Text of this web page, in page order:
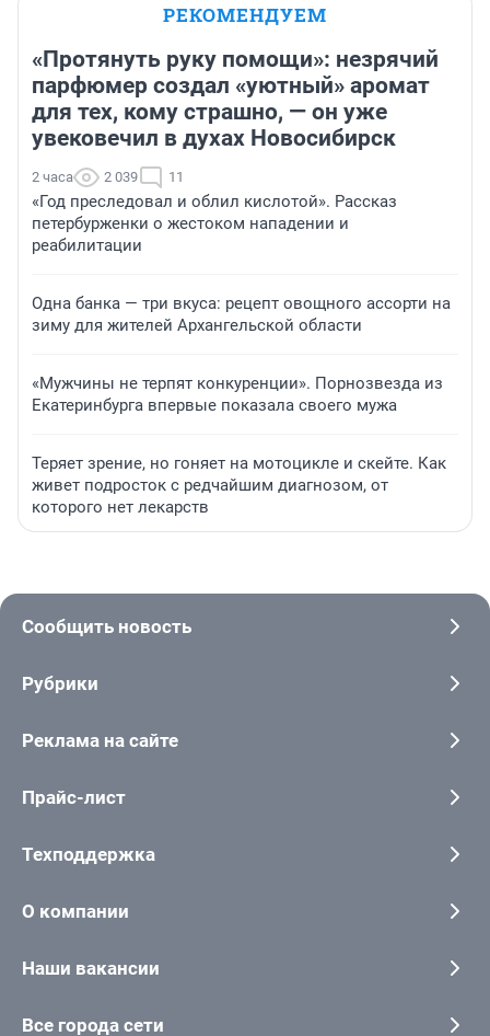
РЕКОМЕНДУЕМ
«Протянуть руку помощи»: незрячий
парфюмер создал «уютный» аромат
для тех, кому страшно, — он уже
увековечил в духах Новосибирск
2 часа 2 039 11
«Год преследовал и облил кислотой». Рассказ
петербурженки о жестоком нападении и
реабилитации
Одна банка — три вкуса: рецепт овощного ассорти на
зиму для жителей Архангельской области
«Мужчины не терпят конкуренции». Порнозвезда из
Екатеринбурга впервые показала своего мужа
Теряет зрение, но гоняет на мотоцикле и скейте. Как
живет подросток с редчайшим диагнозом, от
которого нет лекарств
Сообщить новость
Рубрики
Реклама на сайте
Прайс-лист
Техподдержка
О компании
Наши вакансии
Все города сети